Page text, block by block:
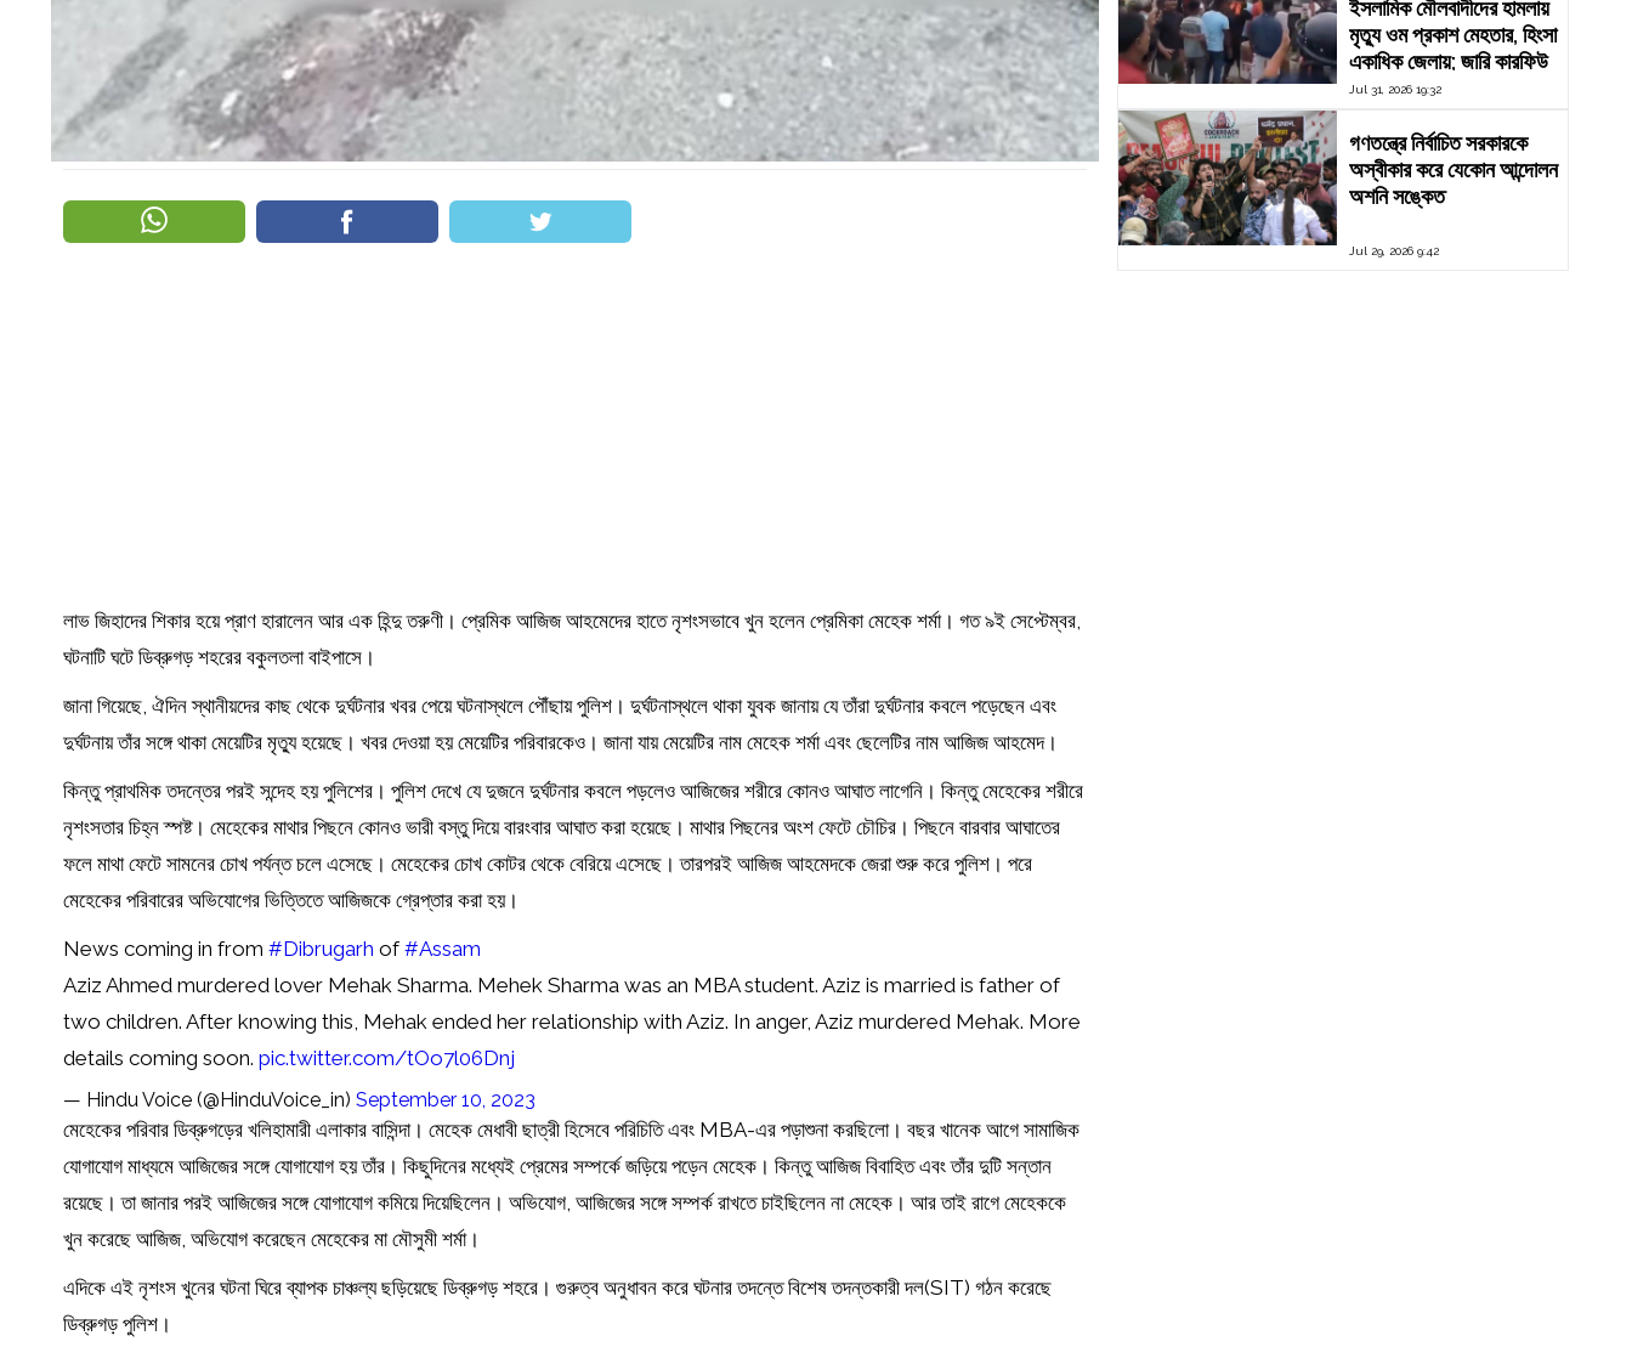
লাভ জিহাদের শিকার হয়ে প্রাণ হারালেন আর এক হিন্দু তরুণী। প্রেমিক আজিজ আহমেদের হাতে নৃশংসভাবে খুন হলেন প্রেমিকা মেহেক শর্মা। গত ৯ই সেপ্টেম্বর,
ঘটনাটি ঘটে ডিব্রুগড় শহরের বকুলতলা বাইপাসে।
জানা গিয়েছে, ঐদিন স্থানীয়দের কাছ থেকে দুর্ঘটনার খবর পেয়ে ঘটনাস্থলে পৌঁছায় পুলিশ। দুর্ঘটনাস্থলে থাকা যুবক জানায় যে তাঁরা দুর্ঘটনার কবলে পড়েছেন এবং
দুর্ঘটনায় তাঁর সঙ্গে থাকা মেয়েটির মৃত্যু হয়েছে। খবর দেওয়া হয় মেয়েটির পরিবারকেও। জানা যায় মেয়েটির নাম মেহেক শর্মা এবং ছেলেটির নাম আজিজ আহমেদ।
কিন্তু প্রাথমিক তদন্তের পরই সন্দেহ হয় পুলিশের। পুলিশ দেখে যে দুজনে দুর্ঘটনার কবলে পড়লেও আজিজের শরীরে কোনও আঘাত লাগেনি। কিন্তু মেহেকের শরীরে
নৃশংসতার চিহ্ন স্পষ্ট। মেহেকের মাথার পিছনে কোনও ভারী বস্তু দিয়ে বারংবার আঘাত করা হয়েছে। মাথার পিছনের অংশ ফেটে চৌচির। পিছনে বারবার আঘাতের
ফলে মাথা ফেটে সামনের চোখ পর্যন্ত চলে এসেছে। মেহেকের চোখ কোটর থেকে বেরিয়ে এসেছে। তারপরই আজিজ আহমেদকে জেরা শুরু করে পুলিশ। পরে
মেহেকের পরিবারের অভিযোগের ভিত্তিতে আজিজকে গ্রেপ্তার করা হয়।
News coming in from #Dibrugarh of#Assam
Aziz Ahmed murdered lover Mehak Sharma. Mehek Sharma was an MBA student. Aziz is married is father of
two children. After knowing this, Mehak ended her relationship with Aziz. In anger, Aziz murdered Mehak. More
details coming soon. pic.twitter.com/tOo7l06Dnj
— Hindu Voice (@HinduVoice_in) September 10, 2023
মেহেকের পরিবার ডিব্রুগড়ের খলিহামারী এলাকার বাসিন্দা। মেহেক মেধাবী ছাত্রী হিসেবে পরিচিতি এবং MBA-এর পড়াশুনা করছিলো। বছর খানেক আগে সামাজিক
যোগাযোগ মাধ্যমে আজিজের সঙ্গে যোগাযোগ হয় তাঁর। কিছুদিনের মধ্যেই প্রেমের সম্পর্কে জড়িয়ে পড়েন মেহেক। কিন্তু আজিজ বিবাহিত এবং তাঁর দুটি সন্তান
রয়েছে। তা জানার পরই আজিজের সঙ্গে যোগাযোগ কমিয়ে দিয়েছিলেন। অভিযোগ, আজিজের সঙ্গে সম্পর্ক রাখতে চাইছিলেন না মেহেক। আর তাই রাগে মেহেককে
খুন করেছে আজিজ, অভিযোগ করেছেন মেহেকের মা মৌসুমী শর্মা।
এদিকে এই নৃশংস খুনের ঘটনা ঘিরে ব্যাপক চাঞ্চল্য ছড়িয়েছে ডিব্রুগড় শহরে। গুরুত্ব অনুধাবন করে ঘটনার তদন্তে বিশেষ তদন্তকারী দল(SIT) গঠন করেছে
ডিব্রুগড় পুলিশ।
ইসলামিক মৌলবাদীদের হামলায়
মৃত্যু ওম প্রকাশ মেহতার, হিংসা
একাধিক জেলায়; জারি কারফিউ
Jul 31, 2026 19:32
গণতন্ত্রে নির্বাচিত সরকারকে
অস্বীকার করে যেকোন আন্দোলন
অশনি সঙ্কেত
Jul 29, 2026 9:42